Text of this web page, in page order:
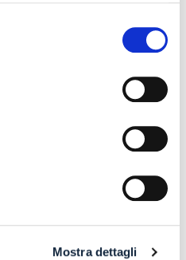
Mostra dettagli
INADEMPIENTE DEI
gravidanza ed omessa diagnosi
DELLA CASA FAMILIARE
RIBADISCE IL CRITERIO